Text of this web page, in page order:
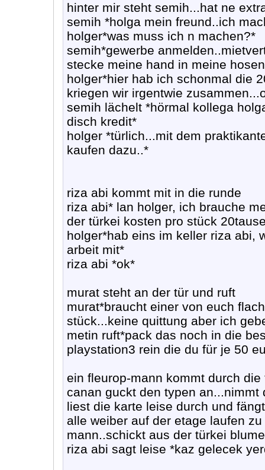
hinter mir steht semih...hat ne
semih *holga mein freund..ich
holger*was muss ich n machen?*
semih*gewerbe
stecke meine hand in meine
holger*hier hab ich schonmal die
kriegen wir irgentwie
semih lächelt *hörmal kollega
disch kredit*
holger *türlich...mit dem
kaufen dazu..*
riza abi kommt mit in die runde
riza abi* lan holger, ich brauche
der türkei kosten pro stück
holger*hab eins im keller riza abi,
arbeit mit*
riza abi *ok*
murat steht an der tür und ruft
murat*braucht einer von euch
stück...keine quittung aber ich
metin ruft*pack das noch in die
playstation3 rein die du für je 50
ein fleurop-mann kommt durch
canan guckt den typen
liest die karte leise durch und
alle weiber auf der etage laufen
mann..schickt aus der türkei
riza abi sagt leise *kaz gelecek